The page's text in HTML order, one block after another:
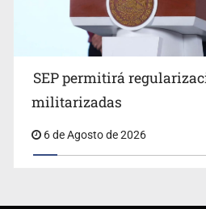
SEP permitirá
militarizadas
6 de Agosto de 2026